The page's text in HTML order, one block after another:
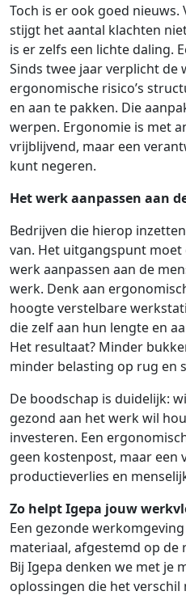
Toch is er ook goed
stijgt het aantal klachten
is er zelfs een lichte daling.
Sinds twee jaar verplicht de
ergonomische risico’s
en aan te pakken. Die
werpen. Ergonomie is met
vrijblijvend, maar een
kunt negeren.
Het werk aanpassen aan
Bedrijven die hierop
van. Het uitgangspunt
werk aanpassen aan de
werk. Denk aan
hoogte verstelbare
die zelf aan hun lengte en
Het resultaat? Minder
minder belasting op rug en
De boodschap is duidelijk:
gezond aan het werk wil
investeren. Een
geen kostenpost, maar een
productieverlies en
Zo helpt Igepa jouw
Een gezonde
materiaal, afgestemd op de
Bij Igepa denken we met je
oplossingen die het verschil